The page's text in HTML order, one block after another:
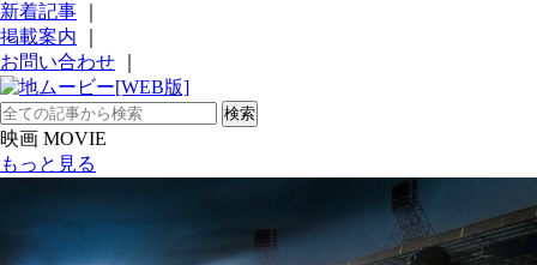
新着記事
掲載案内
お問い合わせ
映画 MOVIE
もっと見る